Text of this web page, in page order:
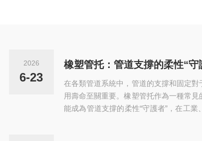
2026
6-23
橡塑管托：管道支撐的柔性“守
在各類管道系統中，管道的支撐和固定
用壽命至關重要。橡塑管托作為一種常
能成為管道支撐的柔性“守護者”，在工